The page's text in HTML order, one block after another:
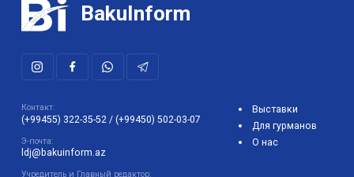
BakuInform
Контакт:
(+99455) 322-35-52 / (+99450) 502-03-07
Э-почта:
ldj@bakuinform.az
Учредитель и Главный редактор:
Выставки
Для гурманов
О нас